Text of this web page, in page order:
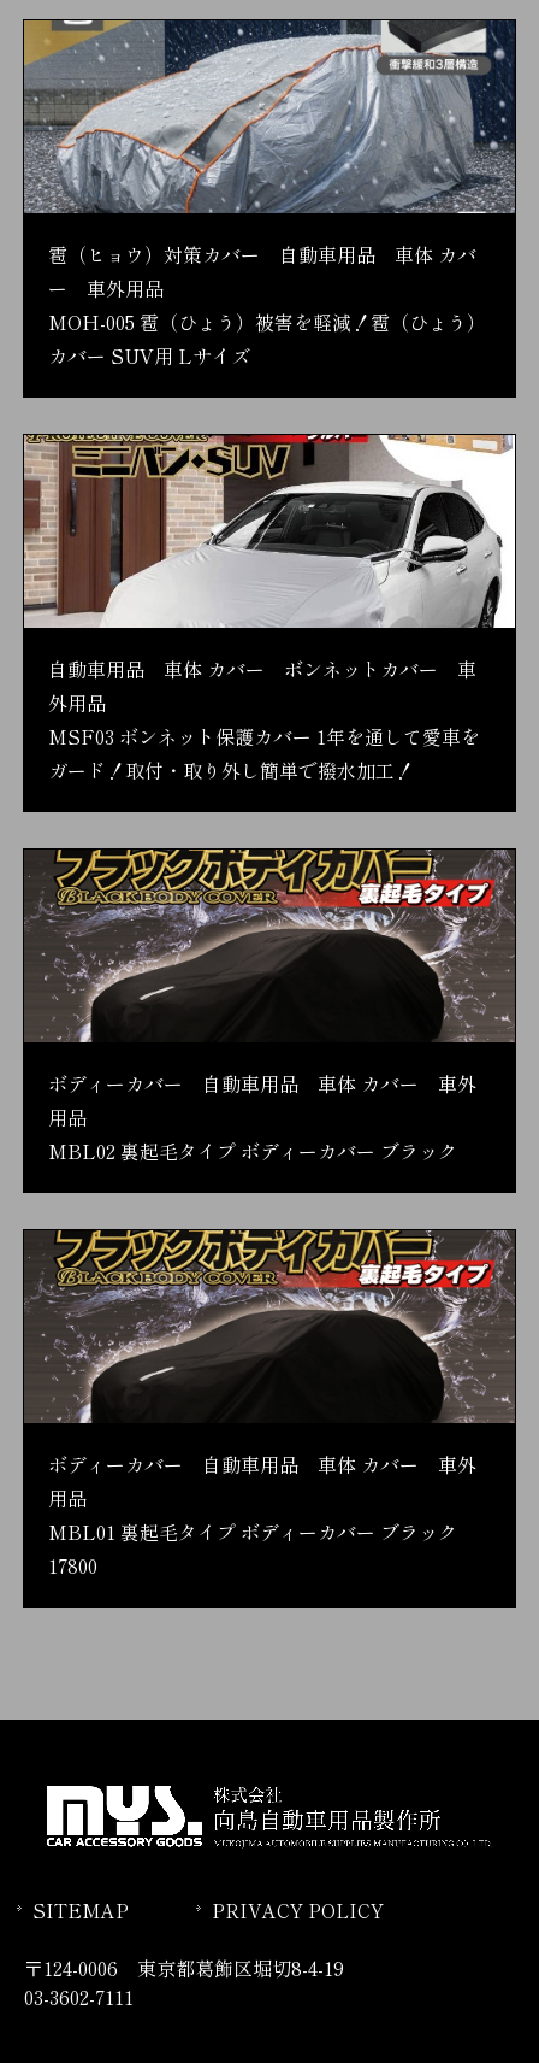
雹（ヒョウ）対策カバー 自動車用品 車体 カバ
ー 車外用品
MOH-005 雹（ひょう）被害を軽減！雹（ひょう）
カバー SUV用 Lサイズ
自動車用品 車体 カバー ボンネットカバー 車
外用品
MSF03 ボンネット保護カバー 1年を通して愛車を
ガード！取付・取り外し簡単で撥水加工！
ボディーカバー 自動車用品 車体 カバー 車外
用品
MBL02 裏起毛タイプ ボディーカバー ブラック
ボディーカバー 自動車用品 車体 カバー 車外
用品
MBL01 裏起毛タイプ ボディーカバー ブラック
17800
SITEMAP PRIVACY POLICY
〒124-0006 東京都葛飾区堀切8-4-19
03-3602-7111